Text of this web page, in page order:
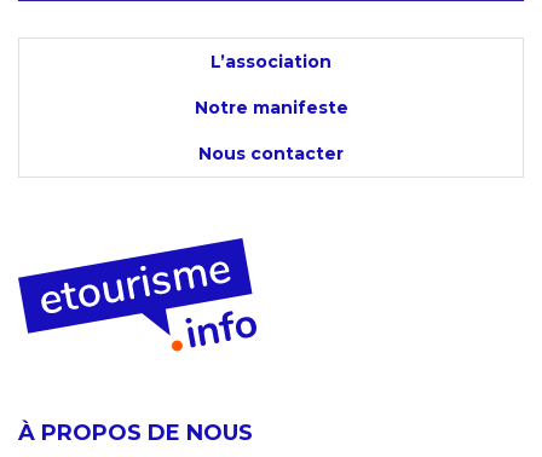
L’association
Notre manifeste
Nous contacter
À PROPOS DE NOUS